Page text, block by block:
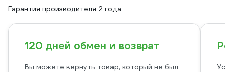
Гарантия производителя 2 года
120 дней обмен и возврат
Вы можете вернуть товар, который не был